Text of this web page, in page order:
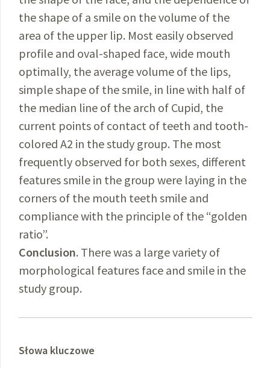
the shape of a smile on the volume of the
area of the upper lip. Most easily observed
profile and oval-shaped face, wide mouth
optimally, the average volume of the lips,
simple shape of the smile, in line with half of
the median line of the arch of Cupid, the
current points of contact of teeth and tooth-
colored A2 in the study group. The most
frequently observed for both sexes, different
features smile in the group were laying in the
corners of the mouth teeth smile and
compliance with the principle of the “golden
ratio”.
Conclusion. There was a large variety of
morphological features face and smile in the
study group.
Słowa kluczowe